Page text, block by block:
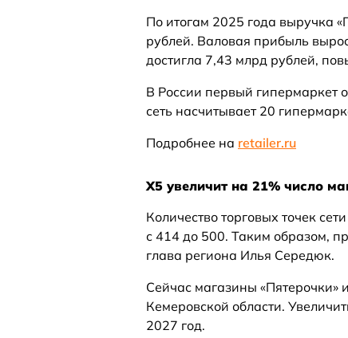
По итогам 2025 года выручка
рублей. Валовая прибыль
достигла 7,43 млрд рублей,
В России первый гипермаркет
сеть насчитывает 20
Подробнее на retailer.ru
X5 увеличит на 21% число
Количество торговых точек
с 414 до 500. Таким образом,
глава региона Илья Середюк.
Сейчас магазины «Пятерочки»
Кемеровской области.
2027 год.